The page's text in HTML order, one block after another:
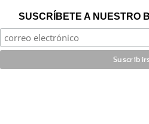
SUSCRÍBETE A NUESTRO